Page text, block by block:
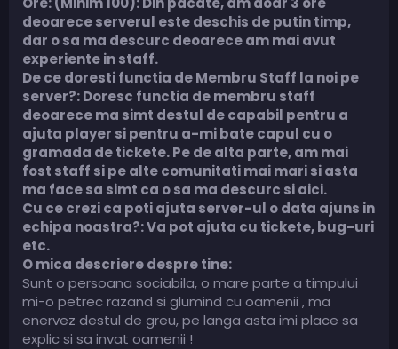
deoarece serverul este deschis de putin timp,
dar o sa ma descurc deoarece am mai avut
experiente in staff.
De ce doresti functia de Membru Staff la noi pe
server?: Doresc functia de membru staff
deoarece ma simt destul de capabil pentru a
ajuta player si pentru a-mi bate capul cu o
gramada de tickete. Pe de alta parte, am mai
fost staff si pe alte comunitati mai mari si asta
ma face sa simt ca o sa ma descurc si aici.
Cu ce crezi ca poti ajuta server-ul o data ajuns in
echipa noastra?: Va pot ajuta cu tickete, bug-uri
etc.
O mica descriere despre tine:
Sunt o persoana sociabila, o mare parte a timpului
mi-o petrec razand si glumind cu oamenii , ma
enervez destul de greu, pe langa asta imi place sa
explic si sa invat oamenii !